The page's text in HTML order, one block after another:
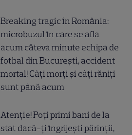
Breaking tragic în România:
microbuzul în care se afla
acum câteva minute echipa de
fotbal din București, accident
mortal! Câți morți și câți răniți
sunt până acum
Atenție! Poți primi bani de la
stat dacă-ți îngrijești părinții,